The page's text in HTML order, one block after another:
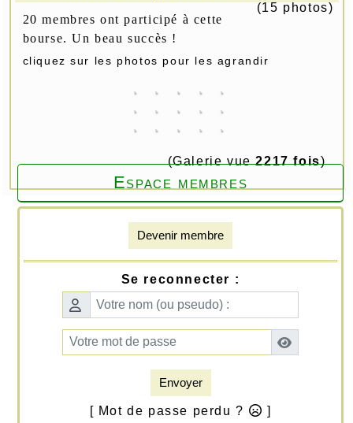
(15 photos)
20 membres ont participé à cette
bourse. Un beau succès !
cliquez sur les photos pour les agrandir
(Galerie vue2217 fois)
Espace membres
Devenir membre
Se reconnecter :
Envoyer
[ Mot de passe perdu ? ]